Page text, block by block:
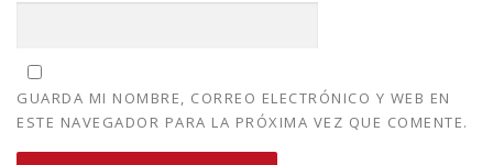
GUARDA MI NOMBRE, CORREO ELECTRÓNICO Y WEB EN
ESTE NAVEGADOR PARA LA PRÓXIMA VEZ QUE COMENTE.